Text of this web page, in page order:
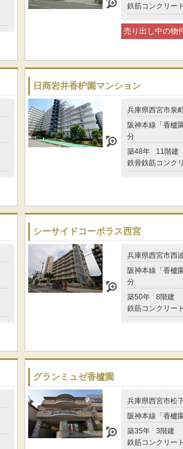
鉄筋コンクリート
売り出し中の物
日商岩井香枦園マンション
兵庫県西宮市泉
阪神本線「香櫨
分
築48年
11階建
鉄骨鉄筋コンク
シーサイドコーポラス西宮
兵庫県西宮市西
阪神本線「香櫨
分
築50年
8階建
鉄筋コンクリート
グランミュゼ香櫨園
兵庫県西宮市松
阪神本線「香櫨
築35年
3階建
鉄筋コンクリート